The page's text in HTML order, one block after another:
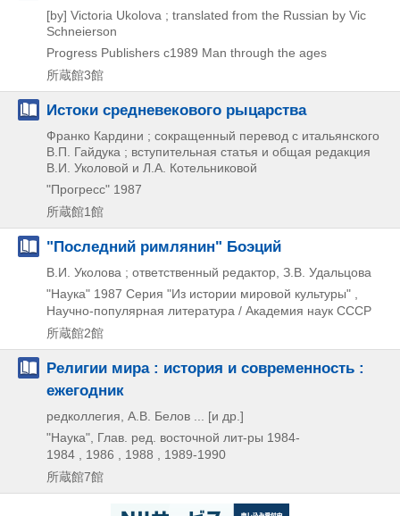
[by] Victoria Ukolova ; translated from the Russian by Vic
Schneierson
Progress Publishers c1989 Man through the ages
所蔵館3館
Истоки средневекового рыцарства
Франко Кардини ; сокращенный перевод с итальянского
В.П. Гайдука ; вступительная статья и общая редакция
В.И. Уколовой и Л.А. Котельниковой
"Прогресс" 1987
所蔵館1館
"Последний римлянин" Боэций
В.И. Уколова ; ответственный редактор, З.В. Удальцова
"Наука" 1987 Серия "Из истории мировой культуры" ,
Научно-популярная литература / Αкадемия наук СССР
所蔵館2館
Религии мира : история и современность :
ежегодник
редколлегия, А.В. Белов ... [и др.]
"Наука", Глав. ред. восточной лит-ры 1984-
1984 , 1986 , 1988 , 1989-1990
所蔵館7館